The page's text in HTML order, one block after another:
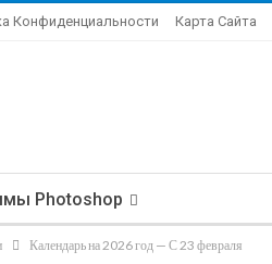
Конфиденциальности Карта Сайта
Photoshop
Календарь на 2026 год — С 23 февраля